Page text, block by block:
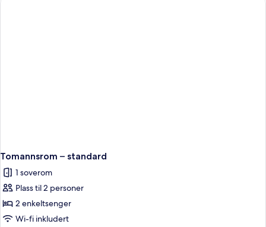
Tomannsrom – standard
1 soverom
Plass til 2 personer
2 enkeltsenger
Wi-fi inkludert